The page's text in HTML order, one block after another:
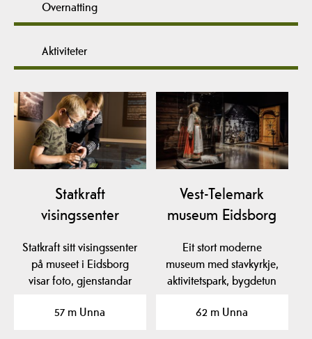
Overnatting
Aktiviteter
Statkraft
visingssenter
Statkraft sitt visingssenter
på museet i Eidsborg
visar foto, gjenstandar
57 m Unna
Vest-Telemark
museum Eidsborg
Eit stort moderne
museum med stavkyrkje,
aktivitetspark, bygdetun
62 m Unna